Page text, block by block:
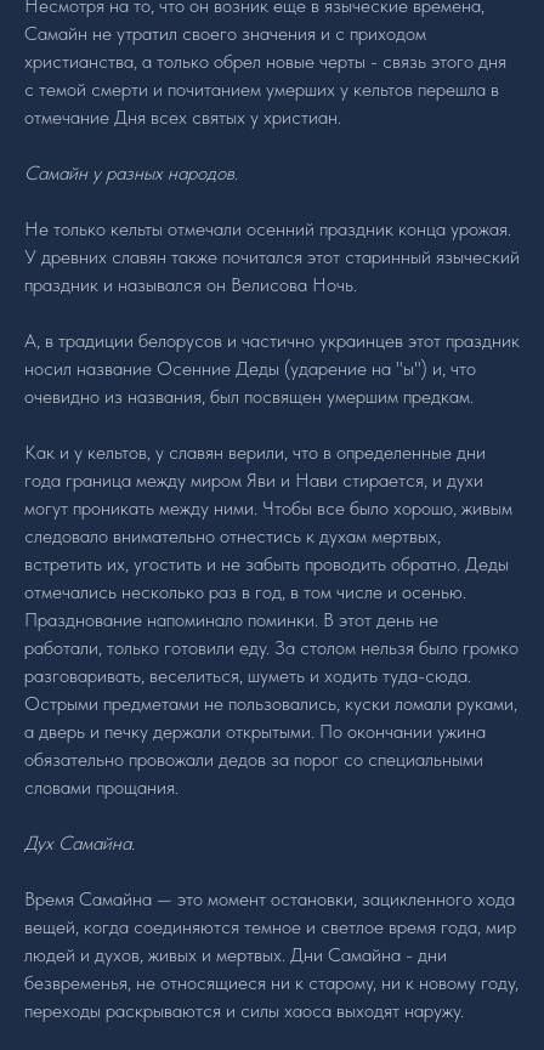
Несмотря на то, что он возник еще в языческие времена,
Самайн не утратил своего значения и с приходом
христианства, а только обрел новые черты - связь этого дня
с темой смерти и почитанием умерших у кельтов перешла в
отмечание Дня всех святых у христиан.
Самайн у разных народов.
Не только кельты отмечали осенний праздник конца урожая.
У древних славян также почитался этот старинный языческий
праздник и назывался он Велисова Ночь.
А, в традиции белорусов и частично украинцев этот праздник
носил название Осенние Деды (ударение на "ы") и, что
очевидно из названия, был посвящен умершим предкам.
Как и у кельтов, у славян верили, что в определенные дни
года граница между миром Яви и Нави стирается, и духи
могут проникать между ними. Чтобы все было хорошо, живым
следовало внимательно отнестись к духам мертвых,
встретить их, угостить и не забыть проводить обратно. Деды
отмечались несколько раз в год, в том числе и осенью.
Празднование напоминало поминки. В этот день не
работали, только готовили еду. За столом нельзя было громко
разговаривать, веселиться, шуметь и ходить туда-сюда.
Острыми предметами не пользовались, куски ломали руками,
а дверь и печку держали открытыми. По окончании ужина
обязательно провожали дедов за порог со специальными
словами прощания.
Дух Самайна.
Время Самайна — это момент остановки, зацикленного хода
вещей, когда соединяются темное и светлое время года, мир
людей и духов, живых и мертвых. Дни Самайна - дни
безвременья, не относящиеся ни к старому, ни к новому году,
переходы раскрываются и силы хаоса выходят наружу.